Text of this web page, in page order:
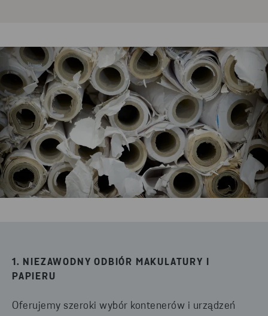
1. NIEZAWODNY ODBIÓR MAKULATURY I
PAPIERU
Oferujemy szeroki wybór kontenerów i urządzeń